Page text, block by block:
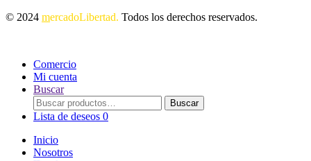
© 2024 mercadoLibertad. Todos los derechos reservados.
Comercio
Mi cuenta
Buscar
Buscar
por:
Buscar
Lista de deseos 0
Inicio
Nosotros